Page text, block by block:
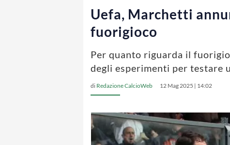
Uefa, Marchetti
fuorigioco
Per quanto riguarda il
degli esperimenti per testare
di Redazione CalcioWeb 12 Mag 2025 | 14:02